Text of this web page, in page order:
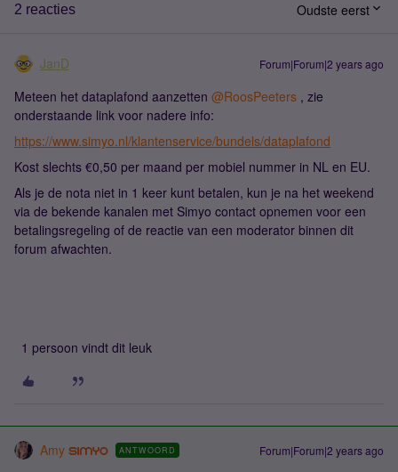
2 reacties Oudste eerst
JanD Forum|Forum|2 years ago
Meteen het dataplafond aanzetten @RoosPeeters , zie
onderstaande link voor nadere info:
https://www.simyo.nl/klantenservice/bundels/dataplafond
Kost slechts €0,50 per maand per mobiel nummer in NL en EU.
Als je de nota niet in 1 keer kunt betalen, kun je na het weekend
via de bekende kanalen met Simyo contact opnemen voor een
betalingsregeling of de reactie van een moderator binnen dit
forum afwachten.
1 persoon vindt dit leuk
Amy ANTWOORD Forum|Forum|2 years ago